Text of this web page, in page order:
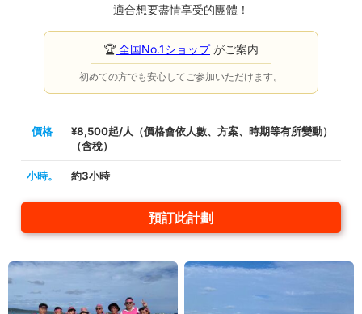
適合想要盡情享受的團體！
🏆 全国No.1ショップがご案内
初めての方でも安心してご参加いただけます。
價格
¥8,500起/人（價格會依人數、方案、時期等有所變動）
（含稅）
小時。 約3小時
預訂此計劃